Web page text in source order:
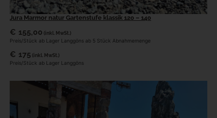
Jura Marmor natur Gartenstufe klassik 120 – 140
€ 155,00 (inkl. MwSt.)
Preis/Stück ab Lager Langgöns ab 5 Stück Abnahmemenge
€ 175 (inkl. MwSt.)
Preis/Stück ab Lager Langgöns